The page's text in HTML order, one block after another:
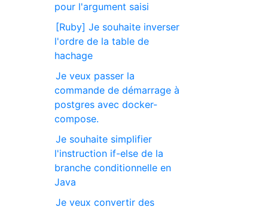
pour l'argument saisi
[Ruby] Je souhaite inverser
l'ordre de la table de
hachage
Je veux passer la
commande de démarrage à
postgres avec docker-
compose.
Je souhaite simplifier
l'instruction if-else de la
branche conditionnelle en
Java
Je veux convertir des